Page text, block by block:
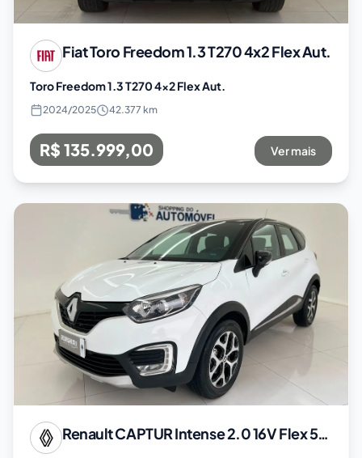
FiatToro Freedom 1.3 T270 4x2 Flex Aut.
Toro Freedom 1.3 T270 4x2 Flex Aut.
2024/2025 42.377 km
R$ 135.999,00 Ver mais
RenaultCAPTUR Intense 2.0 16V Flex 5p Aut.